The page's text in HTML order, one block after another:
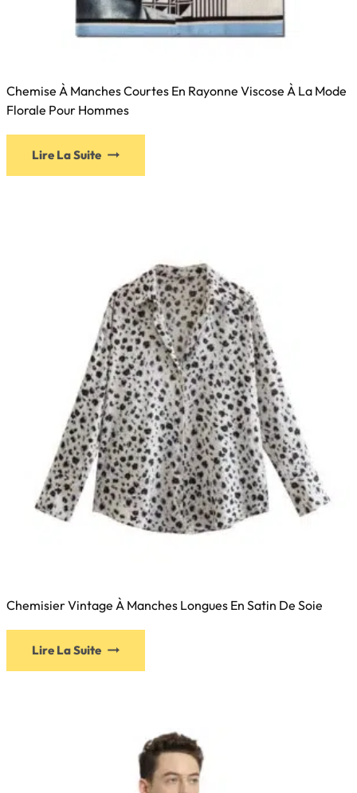
Chemise À Manches Courtes En Rayonne Viscose À La Mode
Florale Pour Hommes
Lire La Suite
Chemisier Vintage À Manches Longues En Satin De Soie
Lire La Suite